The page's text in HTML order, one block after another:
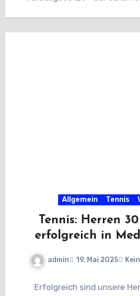
Allgemein Tennis
Tennis: Herren
erfolgreich in
admin 19. Mai 2025
Erfolgreich sind unsere